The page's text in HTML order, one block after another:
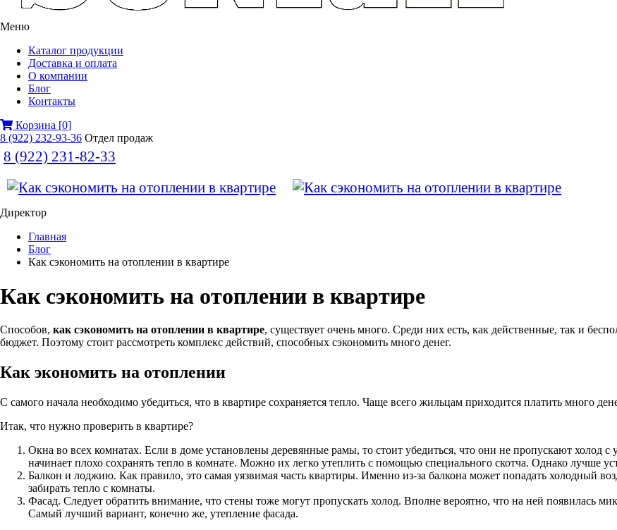
Меню
Каталог продукции
Доставка и оплата
О компании
Блог
Контакты
Корзина [0]
8 (922) 232-93-36 Отдел продаж
8 (922) 231-82-33
Директор
Главная
Блог
Как сэкономить на отоплении в квартире
Как сэкономить на отоплении в квартире
Способов, как сэкономить на отоплении в квартире, существует очень много. Среди них есть, как действенные, так и
бюджет. Поэтому стоит рассмотреть комплекс действий, способных сэкономить много денег.
Как экономить на отоплении
С самого начала необходимо убедиться, что в квартире сохраняется тепло. Чаще всего жильцам приходится платить много
Итак, что нужно проверить в квартире?
Окна во всех комнатах. Если в доме установлены деревянные рамы, то стоит убедиться, что они не пропускают холод
начинает плохо сохранять тепло в комнате. Можно их легко утеплить с помощью специального скотча. Однако лучше
Балкон и лоджию. Как правило, это самая уязвимая часть квартиры. Именно из-за балкона может попадать холодный
забирать тепло с комнаты.
Фасад. Следует обратить внимание, что стены тоже могут пропускать холод. Вполне вероятно, что на ней появилась
Самый лучший вариант, конечно же, утепление фасада.